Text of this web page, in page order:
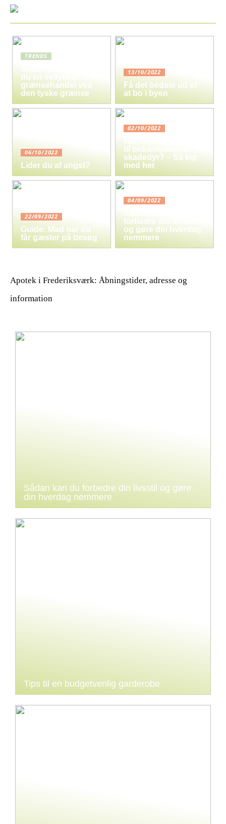
TRENDS
du en vellykket
grænsehandel ved
den tyske grænse
13/10/2022
Få det bedste ud af
at bo i byen
06/10/2022
Lider du af angst?
02/10/2022
til bekæmpelse af
skadedyr? – Så kig
med her
22/09/2022
Guide: Mad når du
får gæster på besøg
04/09/2022
forbedre din livsstil
og gøre din hverdag
nemmere
Apotek i Frederiksværk: Åbningstider, adresse og
information
Sådan kan du forbedre din livsstil og gøre
din hverdag nemmere
Tips til en budgetvenlig garderobe